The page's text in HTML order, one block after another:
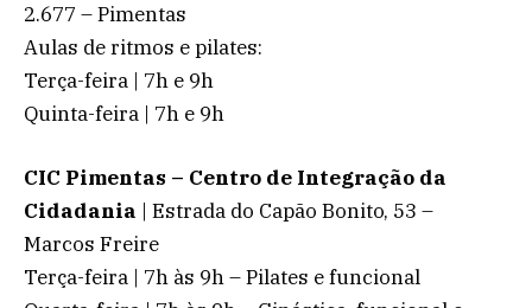
2.677 – Pimentas
Aulas de ritmos e pilates:
Terça-feira | 7h e 9h
Quinta-feira | 7h e 9h
CIC Pimentas – Centro de Integração da
Cidadania | Estrada do Capão Bonito, 53 –
Marcos Freire
Terça-feira | 7h às 9h – Pilates e funcional